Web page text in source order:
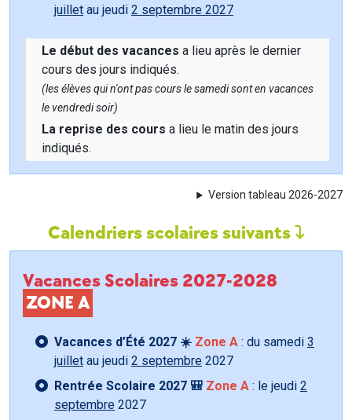
juillet au jeudi 2 septembre 2027
Le début des vacances a lieu après le dernier
cours des jours indiqués.
(les élèves qui n'ont pas cours le samedi sont en vacances
le vendredi soir)
La reprise des cours a lieu le matin des jours
indiqués.
Version tableau 2026-2027
Calendriers scolaires suivants
Vacances Scolaires 2027-2028
ZONE A
Vacances d’Été 2027 ☀️ Zone A : du samedi 3
juillet au jeudi 2 septembre 2027
Rentrée Scolaire 2027 🎒 Zone A : le jeudi 2
septembre 2027